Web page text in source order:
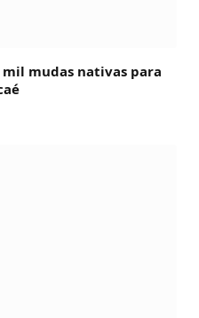
mil mudas nativas para